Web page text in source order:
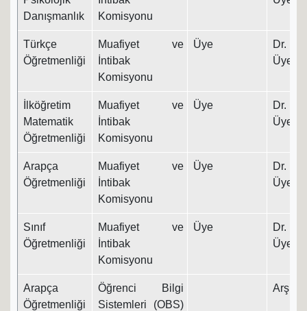
Danışmanlık
Komisyonu
Türkçe
Öğretmenliği
Muafiyet ve
İntibak
Komisyonu
Üye
Dr.
Üyesi
İlköğretim
Matematik
Öğretmenliği
Muafiyet ve
İntibak
Komisyonu
Üye
Dr.
Üyesi
Arapça
Öğretmenliği
Muafiyet ve
İntibak
Komisyonu
Üye
Dr.
Üyesi
Sınıf
Öğretmenliği
Muafiyet ve
İntibak
Komisyonu
Üye
Dr.
Üyesi
Arapça
Öğretmenliği
Öğrenci Bilgi
Sistemleri (OBS)
Arş.